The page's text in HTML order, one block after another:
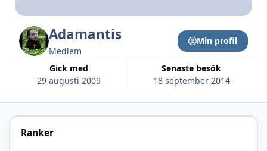
Adamantis
Medlem
Gick med
29 augusti 2009
Senaste besök
18 september 2014
Min profil
Ranker